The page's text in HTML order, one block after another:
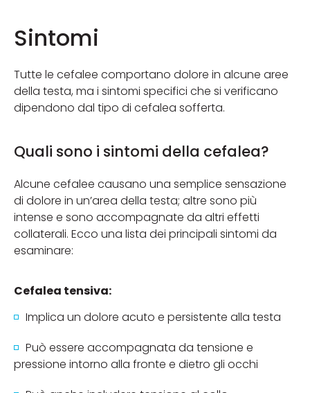
Sintomi
Tutte le cefalee comportano dolore in alcune aree
della testa, ma i sintomi specifici che si verificano
dipendono dal tipo di cefalea sofferta.
Quali sono i sintomi della cefalea?
Alcune cefalee causano una semplice sensazione
di dolore in un’area della testa; altre sono più
intense e sono accompagnate da altri effetti
collaterali. Ecco una lista dei principali sintomi da
esaminare:
Cefalea tensiva:
Implica un dolore acuto e persistente alla testa
Può essere accompagnata da tensione e
pressione intorno alla fronte e dietro gli occhi